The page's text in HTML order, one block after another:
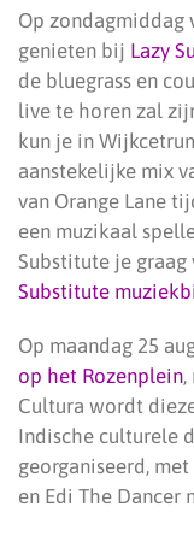
Op zondagmiddag
genieten bij Lazy
de bluegrass en
live te horen zal
kun je in
aanstekelijke mix
van Orange Lane
een muzikaal
Substitute je graag
Substitute
Op maandag 25
op het Rozenplein,
Cultura wordt
Indische culturele
georganiseerd,
en Edi The Dancer